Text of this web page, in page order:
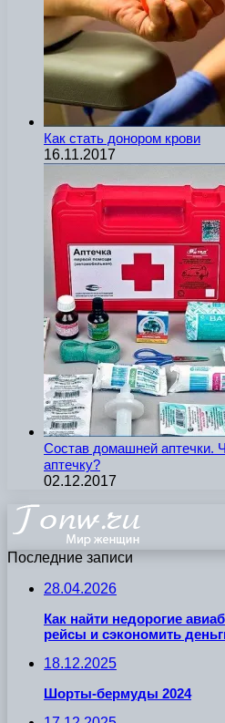
Как стать донором крови
16.11.2017
Состав домашней аптечки.
аптечку?
02.12.2017
Последние записи
28.04.2026
Как найти недорогие
рейсы и сэкономить
18.12.2025
Шорты-бермуды 2024